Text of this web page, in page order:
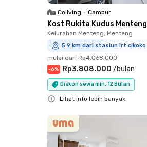
Coliving • Campur
Kost Rukita Kudus Menteng
Kelurahan Menteng, Menteng
5.9 km dari stasiun lrt cikoko
mulai dari Rp4.068.000
-6% Rp3.808.000 /bulan
Diskon sewa min. 12 Bulan
Lihat info lebih banyak